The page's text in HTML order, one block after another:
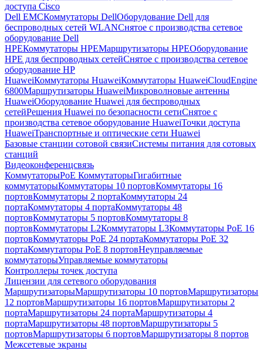
доступа Cisco
Dell EMCКоммутаторы DellОборудование Dell для
беспроводных сетей WLANСнятое с производства сетевое
оборудование Dell
HPEКоммутаторы HPEМаршрутизаторы HPEОборудование
HPE для беспроводных сетейСнятое с производства сетевое
оборудование HP
HuaweiКоммутаторы HuaweiКоммутаторы HuaweiCloudEngine
6800Маршрутизаторы HuaweiМикроволновые антенны
HuaweiОборудование Huawei для беспроводных
сетейРешения Huawei по безопасности сетиСнятое с
производства сетевое оборудование HuaweiТочки доступа
HuaweiТранспортные и оптические сети Huawei
Базовые станции сотовой связиСистемы питания для сотовых
станций
Видеоконференцсвязь
КоммутаторыPoE КоммутаторыГигабитные
коммутаторыКоммутаторы 10 портовКоммутаторы 16
портовКоммутаторы 2 портаКоммутаторы 24
портаКоммутаторы 4 портаКоммутаторы 48
портовКоммутаторы 5 портовКоммутаторы 8
портовКоммутаторы L2Коммутаторы L3Коммутаторы PoE 16
портовКоммутаторы PoE 24 портаКоммутаторы PoE 32
портаКоммутаторы PoE 8 портовНеуправляемые
коммутаторыУправляемые коммутаторы
Контроллеры точек доступа
Лицензии для сетевого оборудования
МаршрутизаторыМаршрутизаторы 10 портовМаршрутизаторы
12 портовМаршрутизаторы 16 портовМаршрутизаторы 2
портаМаршрутизаторы 24 портаМаршрутизаторы 4
портаМаршрутизаторы 48 портовМаршрутизаторы 5
портовМаршрутизаторы 6 портовМаршрутизаторы 8 портов
Межсетевые экраны